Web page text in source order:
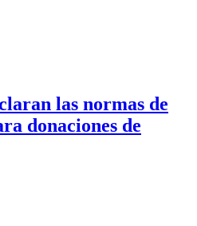
las normas de
donaciones de